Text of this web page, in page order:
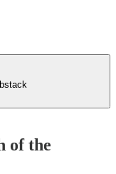
of the